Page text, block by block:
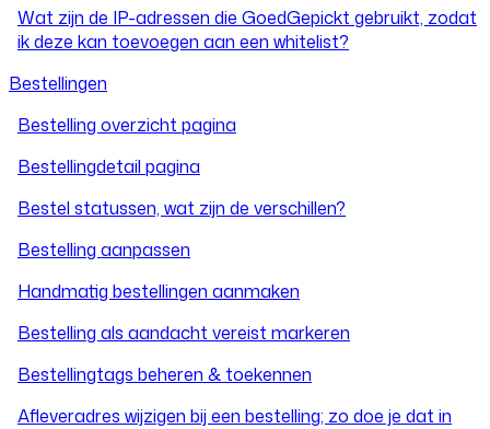
Wat zijn de IP-adressen die GoedGepickt gebruikt, zodat
ik deze kan toevoegen aan een whitelist?
Bestellingen
Bestelling overzicht pagina
Bestellingdetail pagina
Bestel statussen, wat zijn de verschillen?
Bestelling aanpassen
Handmatig bestellingen aanmaken
Bestelling als aandacht vereist markeren
Bestellingtags beheren & toekennen
Afleveradres wijzigen bij een bestelling; zo doe je dat in